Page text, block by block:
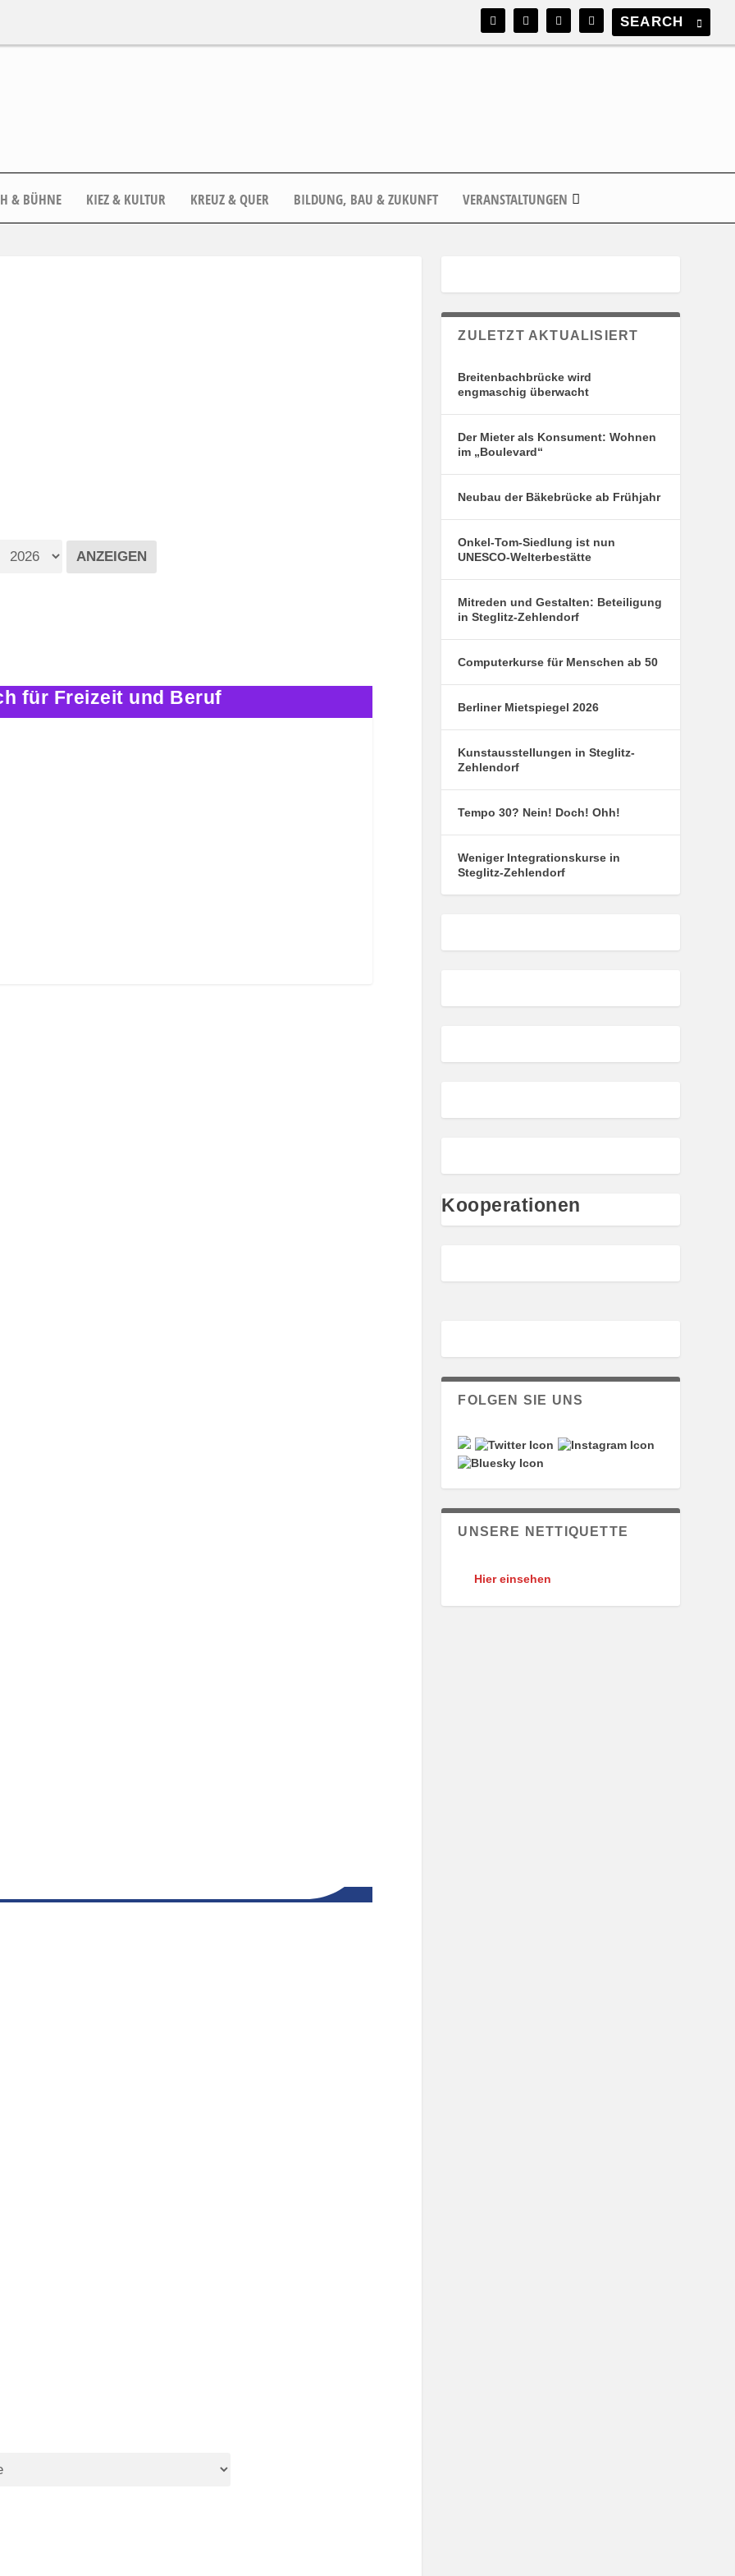
& BÜHNE KIEZ & KULTUR KREUZ & QUER BILDUNG, BAU & ZUKUNFT VERANSTALTUNGEN
für Freizeit und Beruf
ZULETZT AKTUALISIERT
Breitenbachbrücke wird
engmaschig überwacht
Der Mieter als Konsument: Wohnen
im „Boulevard“
Neubau der Bäkebrücke ab Frühjahr
Onkel-Tom-Siedlung ist nun
UNESCO-Welterbestätte
Mitreden und Gestalten: Beteiligung
in Steglitz-Zehlendorf
Computerkurse für Menschen ab 50
Berliner Mietspiegel 2026
Kunstausstellungen in Steglitz-
Zehlendorf
Tempo 30? Nein! Doch! Ohh!
Weniger Integrationskurse in
Steglitz-Zehlendorf
Kooperationen
FOLGEN SIE UNS
UNSERE NETTIQUETTE
Hier einsehen